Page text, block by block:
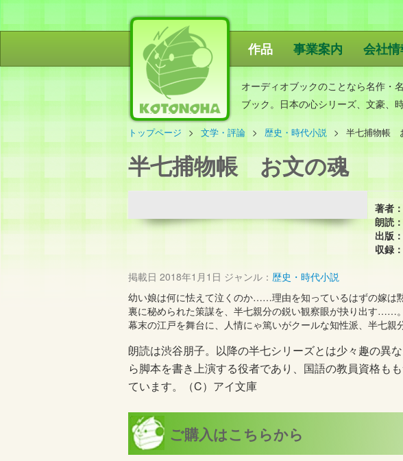
ことのは出版
作品 事業案内 会社情
オーディオブックのことなら名作・
ブック。日本の心シリーズ、文豪、
トップページ 文学・評論 歴史・時代小説 半七捕物帳
半七捕物帳 お文の魂
著者：
朗読：
出版：
収録：
掲載日 2018年1月1日 ジャンル： 歴史・時代小説
幼い娘は何に怯えて泣くのか……理由を知っているはずの嫁は
裏に秘められた策謀を、半七親分の鋭い観察眼が抉り出す……。
幕末の江戸を舞台に、人情にゃ篤いがクールな知性派、半七親
朗読は渋谷朋子。以降の半七シリーズとは少々趣の異
ら脚本を書き上演する役者であり、国語の教員資格も
ています。（C）アイ文庫
ご購入はこちらから